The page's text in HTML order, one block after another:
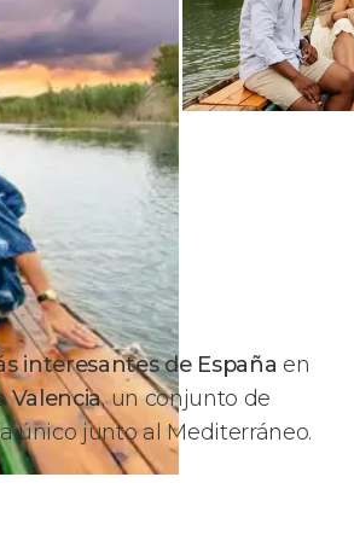
interesantes de España en
Valencia, un conjunto de
único junto al Mediterráneo.